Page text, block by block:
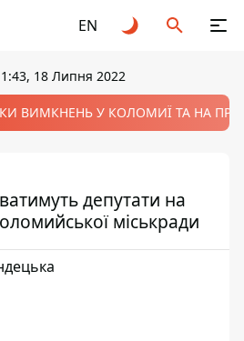
EN
18 Липня 2022
ВИМКНЕНЬ У КОЛОМИЇ ТА НА
депутати на
міськради